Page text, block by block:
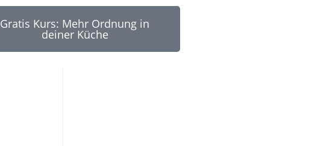
Gratis Kurs: Mehr Ordnung in
deiner Küche